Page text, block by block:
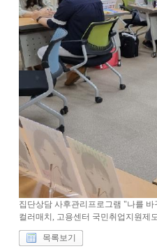
집단상담 사후관리프로그램 "나를 바
컬러매치, 고용센터 국민취업지원제
목록보기